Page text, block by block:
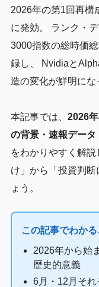
2026年の第1回再構
に発効。 ランク・
3000指数の総時価
録し、 Nvidiaと
造の変化が鮮明にな
本記事では、 2026
の背景・速報データ
をわかりやすく解
け」から「投資判
ょう。
この記事でわかる
2026年から始
歴史的意義
6月・12月そ